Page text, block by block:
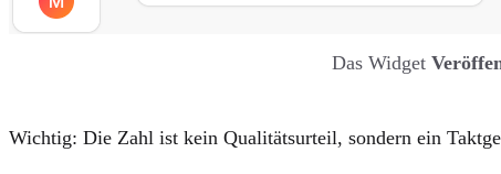
Das Widget
Wichtig: Die Zahl ist kein Qualitätsurteil, sondern ein